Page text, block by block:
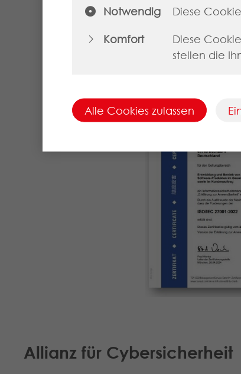
Allianz für Cybersicherheit
Notwendig Diese
Komfort
Diese
stellen die
Alle Cookies zulassen